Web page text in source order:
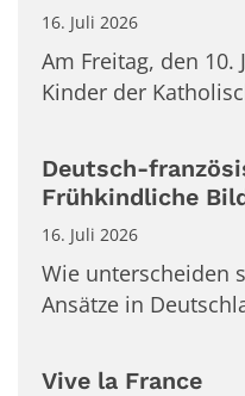
16. Juli 2026
Am Freitag, den
Kinder der
Deutsch-
Frühkindliche
16. Juli 2026
Wie unterscheiden
Ansätze in
Vive la France